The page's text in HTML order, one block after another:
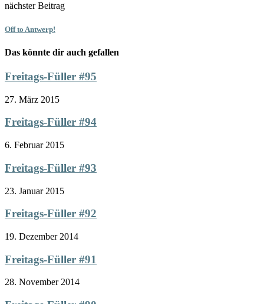
nächster Beitrag
Off to Antwerp!
Das könnte dir auch gefallen
Freitags-Füller #95
27. März 2015
Freitags-Füller #94
6. Februar 2015
Freitags-Füller #93
23. Januar 2015
Freitags-Füller #92
19. Dezember 2014
Freitags-Füller #91
28. November 2014